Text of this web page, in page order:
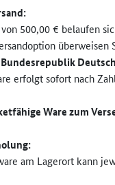
:
500,00 € belaufen
erfolgt sofort nach
Ware zum
am Lagerort kann